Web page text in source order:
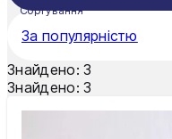
Тернопіль
Ужгород
Умань
Сортування
За популярністю
Знайдено: 3
Знайдено: 3